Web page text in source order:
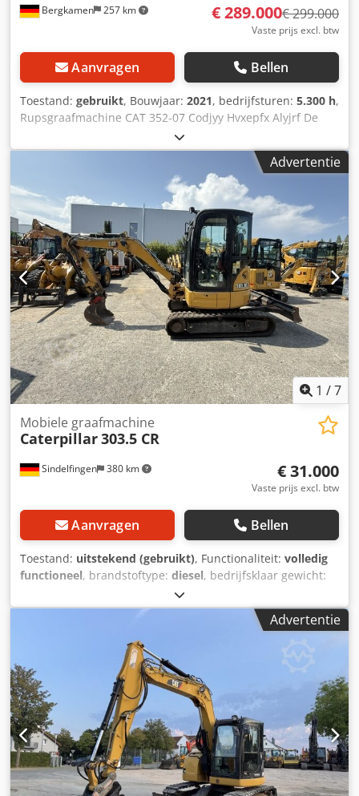
Bergkamen 257 km € 289.000€ 299.000
Vaste prijs excl. btw
Aanvragen Bellen
Toestand: gebruikt, Bouwjaar: 2021, bedrijfsturen: 5.300 h,
Rupsgraafmachine CAT 352-07 Codjyy Hvxepfx Alyjrf De
machine heeft slechts 5.300 bedrijfuren en verkeert in
goede staat Bedrijfsgewicht ca. 52.800 kg
Advertentie
1 /7
Sindelfingen 380 km
Mobiele graafmachine
Caterpillar303.5 CR
€ 31.000
Vaste prijs excl. btw
Aanvragen Bellen
Toestand: uitstekend (gebruikt), Functionaliteit: volledig
functioneel, brandstoftype: diesel, bedrijfsklaar gewicht:
, bedrijfsturen:
Uitrusting:rubberen rupsbanden, * 2.434 uur * Motor: Cat
C1.7 Crsdozrthvspfx Alysf * Motorvermogen: 24,8 kW *
Emissieniveau: EU-niveau V * Bedrijfsgewicht: 3.580 kg *
Afmetingen (transportlengte: 4.800 mm –
transportbreedte: 1.780 mm – transporthoogte: 2.480 mm)
* Korte draaicirkel (ECR – Extended Compact Radius) *
Proportionele extra hydrauliek * Snelwisselsysteem
Advertentie